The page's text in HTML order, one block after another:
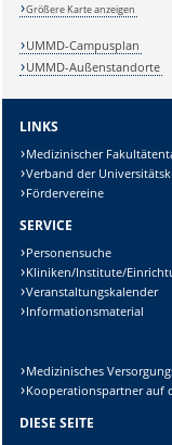
Lösung:
Größere Karte anzeigen
UMMD-Campusplan
UMMD-Außenstandorte
LINKS
Medizinischer
Verband der
Fördervereine
SERVICE
Personensuche
Kliniken/Institute/
Veranstaltungskalender
Informationsmaterial
Medizinisches
Kooperationspartner auf
DIESE SEITE